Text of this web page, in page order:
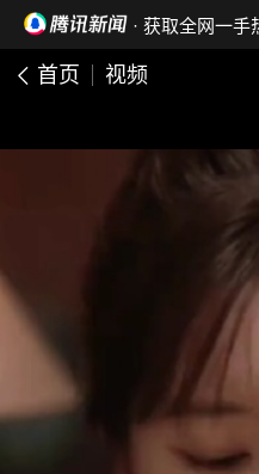
· 获取全网一手
首页 视频